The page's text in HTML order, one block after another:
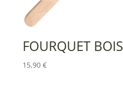
FOURQUET BOIS
15,90 €